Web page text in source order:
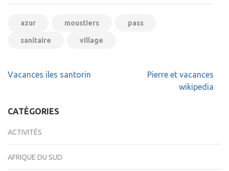
azur moustiers pass
sanitaire village
Navigation
Vacances iles santorin
Pierre et vacances
wikipedia
CATÉGORIES
ACTIVITÉS
AFRIQUE DU SUD